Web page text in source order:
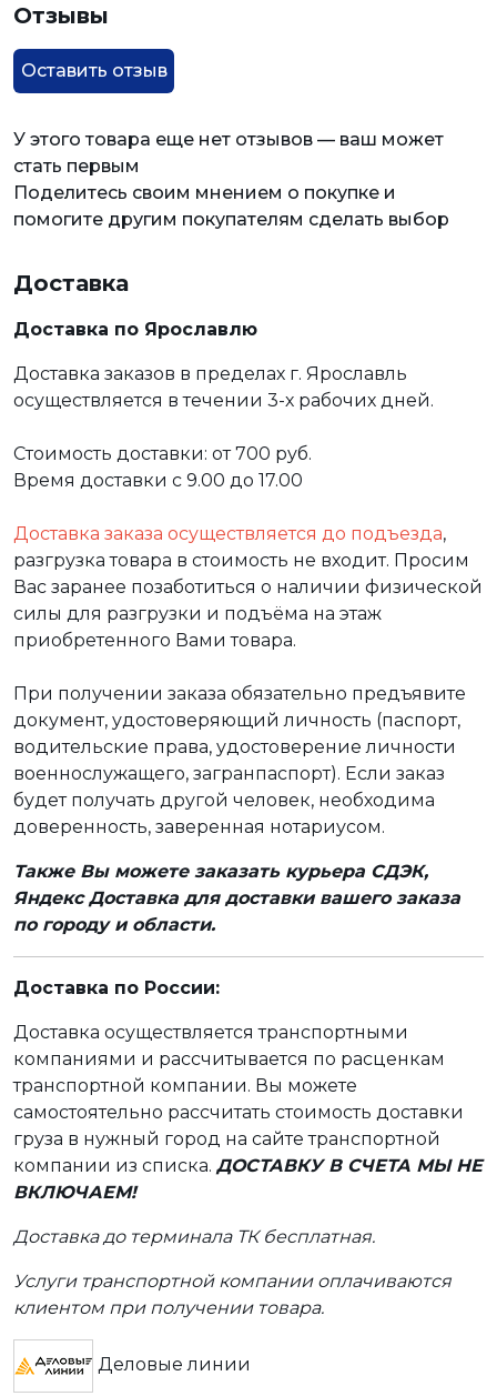
Отзывы
Оставить отзыв
У этого товара еще нет отзывов — ваш может
стать первым
Поделитесь своим мнением о покупке и
помогите другим покупателям сделать выбор
Доставка
Доставка по Ярославлю
Доставка заказов в пределах г. Ярославль
осуществляется в течении 3-х рабочих дней.
Стоимость доставки: от 700 руб.
Время доставки с 9.00 до 17.00
Доставка заказа осуществляется до подъезда,
разгрузка товара в стоимость не входит. Просим
Вас заранее позаботиться о наличии физической
силы для разгрузки и подъёма на этаж
приобретенного Вами товара.
При получении заказа обязательно предъявите
документ, удостоверяющий личность (паспорт,
водительские права, удостоверение личности
военнослужащего, загранпаспорт). Если заказ
будет получать другой человек, необходима
доверенность, заверенная нотариусом.
Также Вы можете заказать курьера СДЭК,
Яндекс Доставка для доставки вашего заказа
по городу и области.
Доставка по России:
Доставка осуществляется транспортными
компаниями и рассчитывается по расценкам
транспортной компании. Вы можете
самостоятельно рассчитать стоимость доставки
груза в нужный город на сайте транспортной
компании из списка. ДОСТАВКУ В СЧЕТА МЫ НЕ
ВКЛЮЧАЕМ!
Доставка до терминала ТК бесплатная.
Услуги транспортной компании оплачиваются
клиентом при получении товара.
Деловые линии